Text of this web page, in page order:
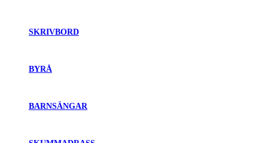
SKRIVBORD
BYRÅ
BARNSÄNGAR